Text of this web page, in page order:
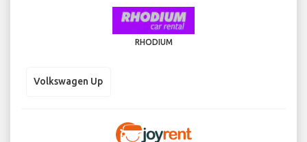
RHODIUM
Volkswagen Up